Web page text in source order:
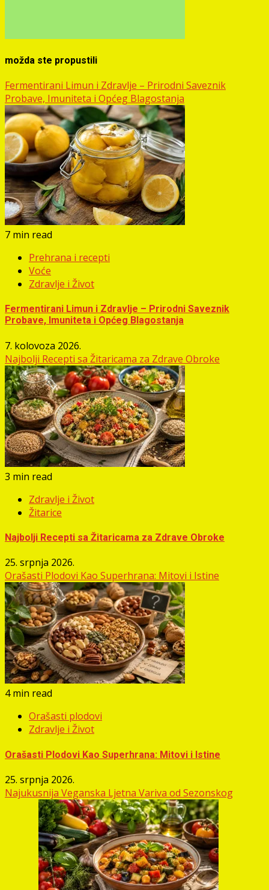
možda ste propustili
Fermentirani Limun i Zdravlje – Prirodni Saveznik
Probave, Imuniteta i Općeg Blagostanja
7 min read
Prehrana i recepti
Voće
Zdravlje i Život
Fermentirani Limun i Zdravlje – Prirodni Saveznik
Probave, Imuniteta i Općeg Blagostanja
7. kolovoza 2026.
Najbolji Recepti sa Žitaricama za Zdrave Obroke
3 min read
Zdravlje i Život
Žitarice
Najbolji Recepti sa Žitaricama za Zdrave Obroke
25. srpnja 2026.
Orašasti Plodovi Kao Superhrana: Mitovi i Istine
4 min read
Orašasti plodovi
Zdravlje i Život
Orašasti Plodovi Kao Superhrana: Mitovi i Istine
25. srpnja 2026.
Najukusnija Veganska Ljetna Variva od Sezonskog